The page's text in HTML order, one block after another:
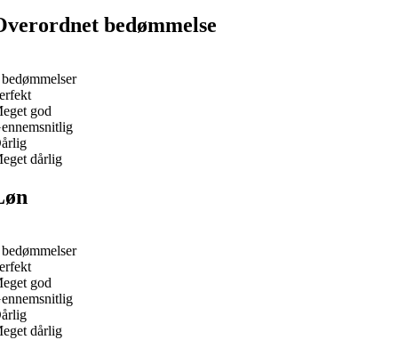
bedømmelse
god
dårlig
god
dårlig